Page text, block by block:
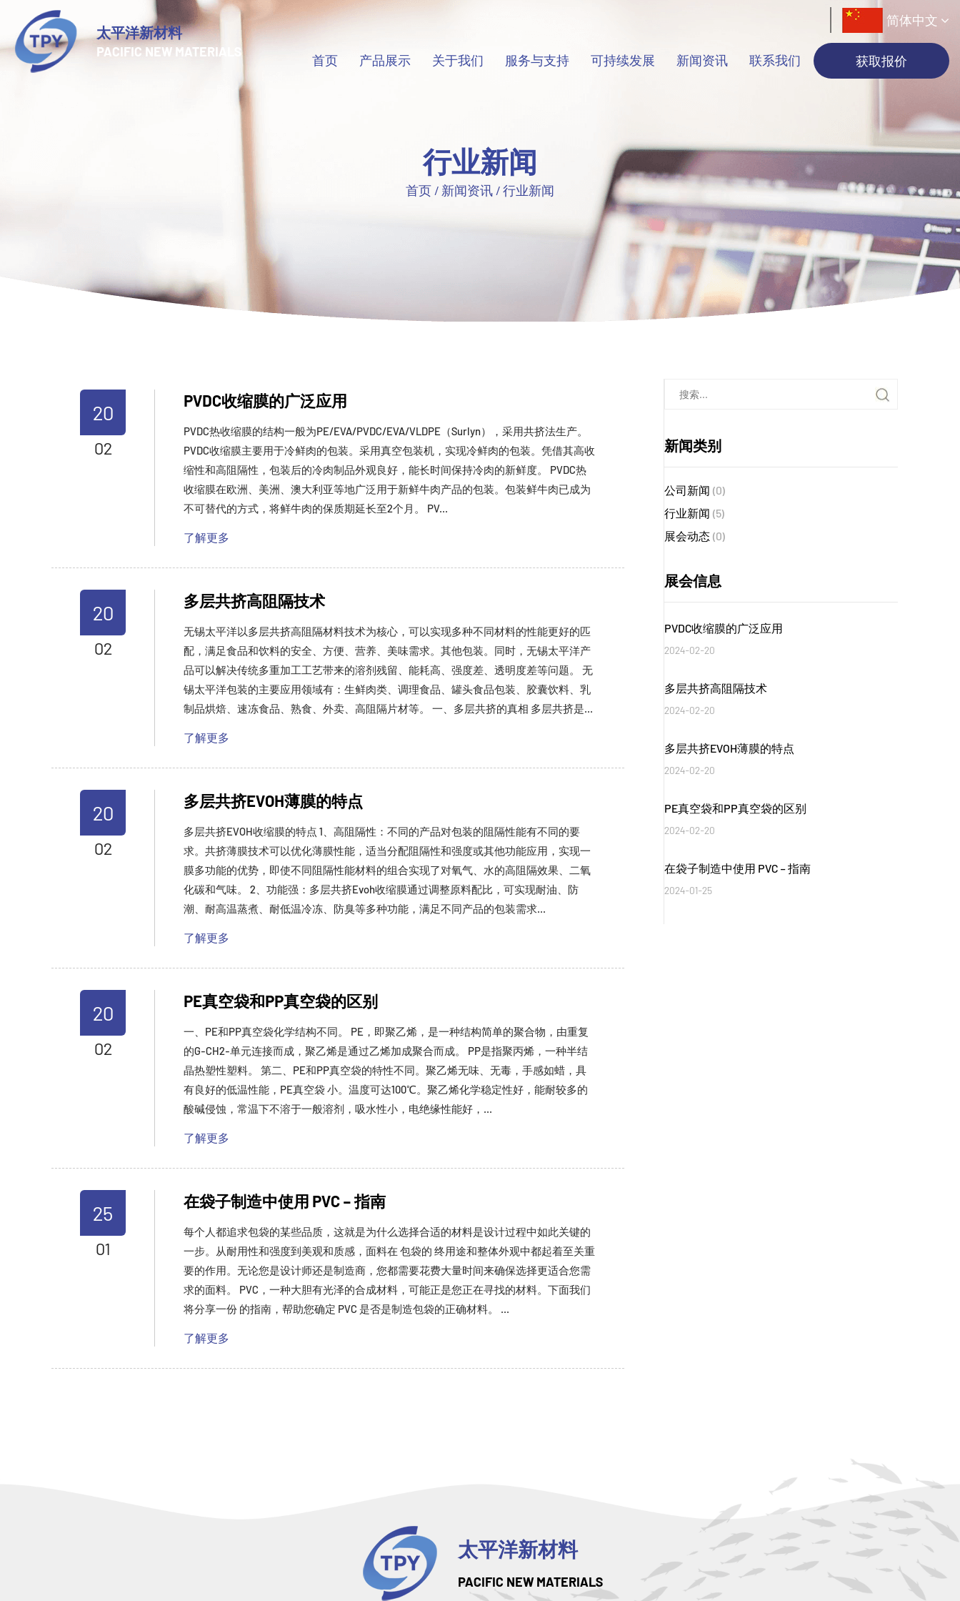
太平洋新材料
PACIFIC NEW MATERIALS
简体中文
首页 产品展示 关于我们 服务与支持 可持续发展 新闻资讯 联系我们 获取报价
行业新闻
首页 / 新闻资讯 /行业新闻
新闻类别
公司新闻 (0)
行业新闻 (5)
展会动态 (0)
展会信息
PVDC收缩膜的广泛应用
2024-02-20
多层共挤高阻隔技术
2024-02-20
多层共挤EVOH薄膜的特点
2024-02-20
PE真空袋和PP真空袋的区别
2024-02-20
在袋子制造中使用 PVC – 指南
2024-01-25
20
02
PVDC收缩膜的广泛应用
PVDC热收缩膜的结构一般为PE/EVA/PVDC/EVA/VLDPE（Surlyn），采用共挤法生产。
PVDC收缩膜主要用于冷鲜肉的包装。采用真空包装机，实现冷鲜肉的包装。凭借其高收
缩性和高阻隔性，包装后的冷肉制品外观良好，能长时间保持冷肉的新鲜度。 PVDC热
收缩膜在欧洲、美洲、澳大利亚等地广泛用于新鲜牛肉产品的包装。包装鲜牛肉已成为
不可替代的方式，将鲜牛肉的保质期延长至2个月。 PV...
了解更多
20
02
多层共挤高阻隔技术
无锡太平洋以多层共挤高阻隔材料技术为核心，可以实现多种不同材料的性能更好的匹
配，满足食品和饮料的安全、方便、营养、美味需求。其他包装。同时，无锡太平洋产
品可以解决传统多重加工工艺带来的溶剂残留、能耗高、强度差、透明度差等问题。 无
锡太平洋包装的主要应用领域有：生鲜肉类、调理食品、罐头食品包装、胶囊饮料、乳
制品烘焙、速冻食品、熟食、外卖、高阻隔片材等。 一、多层共挤的真相 多层共挤是...
了解更多
20
02
多层共挤EVOH薄膜的特点
多层共挤EVOH收缩膜的特点 1、高阻隔性：不同的产品对包装的阻隔性能有不同的要
求。共挤薄膜技术可以优化薄膜性能，适当分配阻隔性和强度或其他功能应用，实现一
膜多功能的优势，即使不同阻隔性能材料的组合实现了对氧气、水的高阻隔效果、二氧
化碳和气味。 2、功能强：多层共挤Evoh收缩膜通过调整原料配比，可实现耐油、防
潮、耐高温蒸煮、耐低温冷冻、防臭等多种功能，满足不同产品的包装需求...
了解更多
20
02
PE真空袋和PP真空袋的区别
一、PE和PP真空袋化学结构不同。 PE，即聚乙烯，是一种结构简单的聚合物，由重复
的G-CH2-单元连接而成，聚乙烯是通过乙烯加成聚合而成。 PP是指聚丙烯，一种半结
晶热塑性塑料。 第二、PE和PP真空袋的特性不同。聚乙烯无味、无毒，手感如蜡，具
有良好的低温性能，PE真空袋 小。温度可达100℃。聚乙烯化学稳定性好，能耐较多的
酸碱侵蚀，常温下不溶于一般溶剂，吸水性小，电绝缘性能好，...
了解更多
25
01
在袋子制造中使用 PVC – 指南
每个人都追求包袋的某些品质，这就是为什么选择合适的材料是设计过程中如此关键的
一步。从耐用性和强度到美观和质感，面料在 包袋的 终用途和整体外观中都起着至关重
要的作用。无论您是设计师还是制造商，您都需要花费大量时间来确保选择更适合您需
求的面料。 PVC，一种大胆有光泽的合成材料，可能正是您正在寻找的材料。下面我们
将分享一份 的指南，帮助您确定 PVC 是否是制造包袋的正确材料。 ...
了解更多
太平洋新材料
PACIFIC NEW MATERIALS